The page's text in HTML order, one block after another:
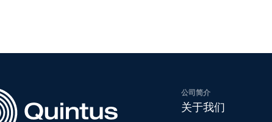
公司简介
关于我们